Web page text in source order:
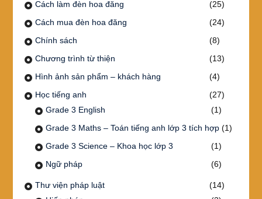
Cách làm đèn hoa đăng
(25)
Cách mua đèn hoa đăng
(24)
Chính sách
(8)
Chương trình từ thiện
(13)
Hình ảnh sản phẩm – khách hàng
(4)
Học tiếng anh
(27)
Grade 3 English
(1)
Grade 3 Maths – Toán tiếng anh lớp 3 tích hợp(1)
Grade 3 Science – Khoa học lớp 3
(1)
Ngữ pháp
(6)
Thư viện pháp luật
(14)